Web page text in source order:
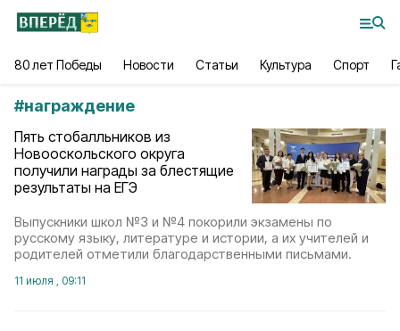
80 лет Победы Новости Статьи Культура Спорт
#награждение
Пять стобалльников из
Новооскольского округа
получили награды за блестящие
результаты на ЕГЭ
Выпускники школ №3 и №4 покорили экзамены по
русскому языку, литературе и истории, а их учителей и
родителей отметили благодарственными письмами.
11 июля , 09:11